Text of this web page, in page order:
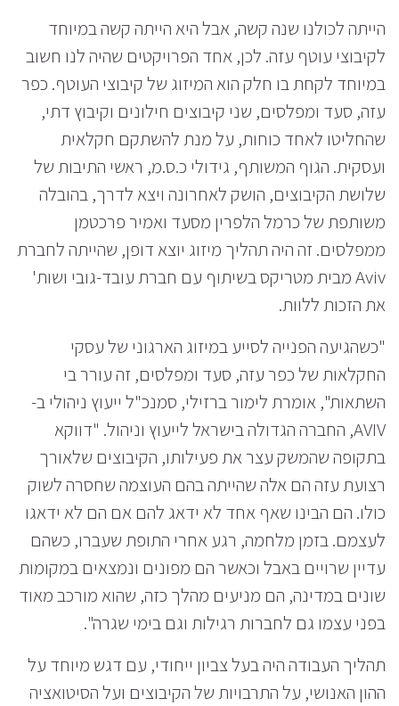
הייתה לכולנו שנה קשה, אבל היא הייתה קשה במיוחד
לקיבוצי עוטף עזה. לכן, אחד הפרויקטים שהיה לנו חשוב
במיוחד לקחת בו חלק הוא המיזוג של קיבוצי העוטף. כפר
עזה, סעד ומפלסים, שני קיבוצים חילונים וקיבוץ דתי,
שהחליטו לאחד כוחות, על מנת להשתקם חקלאית
ועסקית. הגוף המשותף, גידולי כ.ס.מ, ראשי התיבות של
שלושת הקיבוצים, הושק לאחרונה ויצא לדרך, בהובלה
משותפת של כרמל הלפרין מסעד ואמיר פרכטמן
ממפלסים. זה היה תהליך מיזוג יוצא דופן, שהייתה לחברת
Aviv מבית מטריקס בשיתוף עם חברת עובד-גובי ושות'
את הזכות ללוות.
"כשהגיעה הפנייה לסייע במיזוג הארגוני של עסקי
החקלאות של כפר עזה, סעד ומפלסים, זה עורר בי
השתאות", אומרת לימור ברזילי, סמנכ"ל ייעוץ ניהולי ב-
AVIV, החברה הגדולה בישראל לייעוץ וניהול. "דווקא
בתקופה שהמשק עצר את פעילותו, הקיבוצים שלאורך
רצועת עזה הם אלה שהייתה בהם העוצמה שחסרה לשוק
כולו. הם הבינו שאף אחד לא ידאג להם אם הם לא ידאגו
לעצמם. בזמן מלחמה, רגע אחרי התופת שעברו, כשהם
עדיין שרויים באבל וכאשר הם מפונים ונמצאים במקומות
שונים במדינה, הם מניעים מהלך כזה, שהוא מורכב מאוד
בפני עצמו גם לחברות רגילות וגם בימי שגרה".
תהליך העבודה היה בעל צביון ייחודי, עם דגש מיוחד על
ההון האנושי, על התרבויות של הקיבוצים ועל הסיטואציה